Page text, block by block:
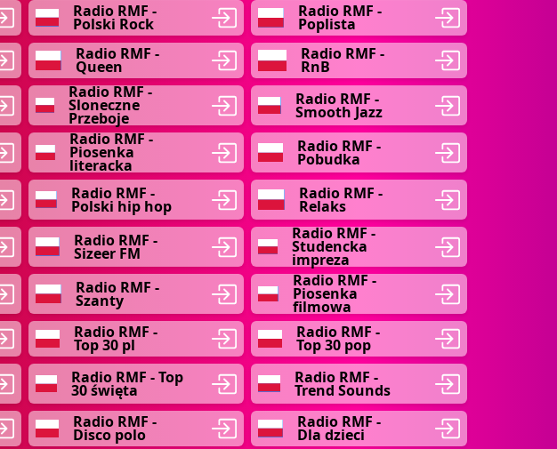
Radio RMF -
Polski Rock
Radio RMF -
Poplista
Radio RMF -
Queen
Radio RMF -
RnB
Radio RMF -
Sloneczne
Przeboje
Radio RMF -
Smooth Jazz
Radio RMF -
Piosenka
literacka
Radio RMF -
Pobudka
Radio RMF -
Polski hip hop
Radio RMF -
Relaks
Radio RMF -
Sizeer FM
Radio RMF -
Studencka
impreza
Radio RMF -
Szanty
Radio RMF -
Piosenka
filmowa
Radio RMF -
Top 30 pl
Radio RMF -
Top 30 pop
Radio RMF - Top
30 święta
Radio RMF -
Trend Sounds
Radio RMF -
Disco polo
Radio RMF -
Dla dzieci